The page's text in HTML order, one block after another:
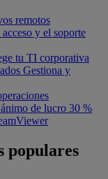
remotos
y el soporte
tu TI corporativa
Gestiona y
de lucro 30 %
populares